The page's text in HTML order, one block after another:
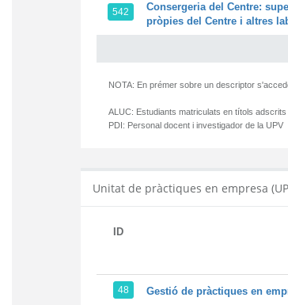
542
Consergeria del Centre:
pròpies del Centre i altres
NOTA: En prémer sobre un descriptor
ALUC: Estudiants matriculats en títols
PDI: Personal docent i investigador de la UPV
Unitat de pràctiques en empresa
ID
48 Gestió de pràctiques en